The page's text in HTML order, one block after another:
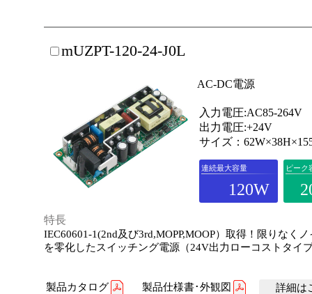
mUZPT-120-24-J0L
AC-DC電源
入力電圧:AC85-264V
出力電圧:+24V
サイズ：
連続最大容量
120W
ピーク
特長
IEC60601-1(2nd及び3rd,MOPP,MOOP）取得！限りなく
を零化したスイッチング電源（24V出力ローコストタイ
製品カタログ 製品仕様書･外観図 詳細は